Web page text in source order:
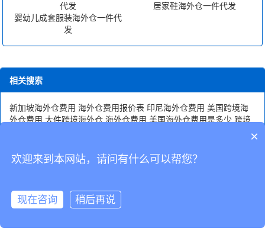
婴幼儿成套服装海外仓一件代
发
居家鞋海外仓一件代发
相关搜索
新加坡海外仓费用 海外仓费用报价表 印尼海外仓费用 美国跨境海
外仓费用 大件跨境海外仓 海外仓费用 美国海外仓费用是多少 跨境
拿大海外仓费用
CopyRight © 深圳市韬博供应链有限公司
×
欢迎来到本网站，请问有什么可以帮您？
现在咨询 稍后再说